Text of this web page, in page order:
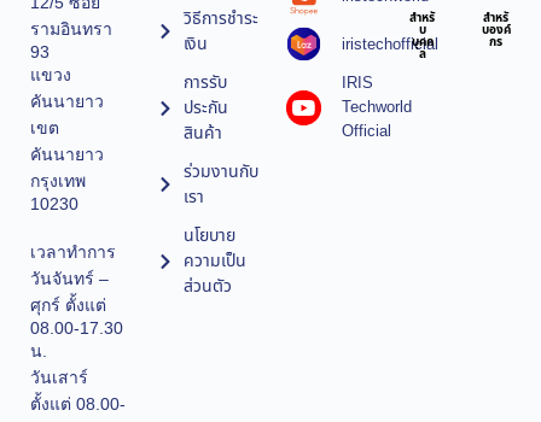
รามอินทรา
93
แขวง
คันนายาว
เขต
คันนายาว
กรุงเทพ
10230
เวลาทำการ
วันจันทร์ –
ศุกร์ ตั้งแต่
08.00-17.30
น.
วันเสาร์
ตั้งแต่ 08.00-
วิธีการชำระ
เงิน
การรับ
ประกัน
สินค้า
ร่วมงานกับ
เรา
นโยบาย
ความเป็น
ส่วนตัว
iristechofficial
IRIS
Techworld
Official
สำหรั
บ
บุคค
ล
สำหรั
บองค์
กร